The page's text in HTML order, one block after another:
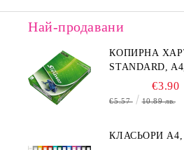
Най-продавани
КОПИРНА
STANDARD,
€3.90
€5.57 10.89 лв.
КЛАСЬОРИ А4,